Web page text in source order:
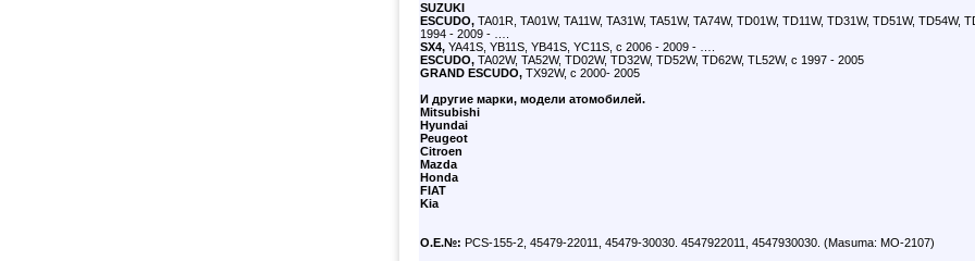
SUZUKI
ESCUDO, TA01R, TA01W, TA11W, TA31W, TA51W, TA74W, TD01W, TD11W, TD31W, TD51W, TD54W,
1994 - 2009 - ….
SX4, YA41S, YB11S, YB41S, YC11S, с 2006 - 2009 - ….
ESCUDO, TA02W, TA52W, TD02W, TD32W, TD52W, TD62W, TL52W, с 1997 - 2005
GRAND ESCUDO, TX92W, с 2000- 2005
И другие марки, модели атомобилей.
Mitsubishi
Hyundai
Peugeot
Citroen
Mazda
Honda
FIAT
Kia
О.Е.№: PCS-155-2, 45479-22011, 45479-30030. 4547922011, 4547930030. (Masuma: MO-2107)